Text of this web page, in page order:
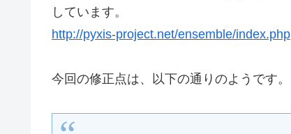
しています。
http://pyxis-project.net/ensemble/index.php
今回の修正点は、以下の通りのようです。